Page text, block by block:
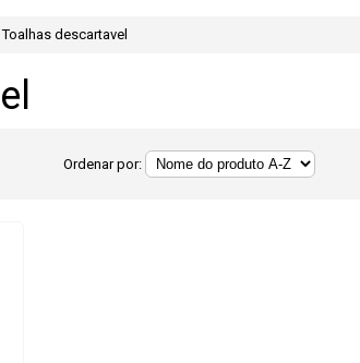
Toalhas descartavel
Ordenar por: